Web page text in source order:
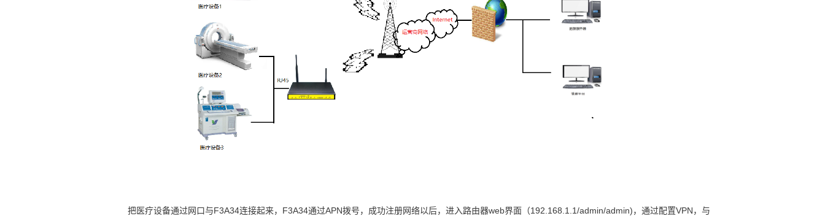
把医疗设备通过网口与F3A34连接起来，F3A34通过APN拨号，成功注册网络以后，进入路由器web界面（192.168.1.1/admin/admin)，通过配置VPN，与